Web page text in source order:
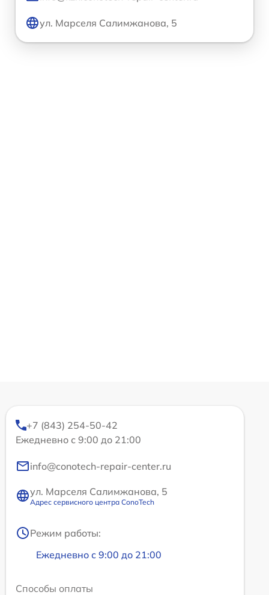
ул. Марселя Салимжанова, 5
+7 (843) 254-50-42
Ежедневно с 9:00 до 21:00
info@conotech-repair-center.ru
ул. Марселя Салимжанова, 5
Адрес сервисного центра ConoTech
Режим работы:
Ежедневно с 9:00 до 21:00
Способы оплаты